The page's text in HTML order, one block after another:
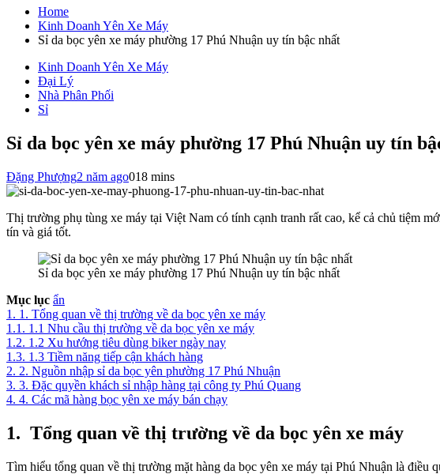
cho:
Home
Kinh Doanh Yên Xe Máy
Sỉ da bọc yên xe máy phường 17 Phú Nhuận uy tín bậc nhất
Kinh Doanh Yên Xe Máy
Đại Lý
Nhà Phân Phối
Sỉ
Sỉ da bọc yên xe máy phường 17 Phú Nhuận uy tín
Đặng Phượng2 năm ago018 mins
Thị trường phụ tùng xe máy tại Việt Nam có tính cạnh tranh rất cao, kể cả chủ tiệm
tín và giá tốt.
Sỉ da bọc yên xe máy phường 17 Phú Nhuận uy tín bậc nhất
Mục lục ẩn
1. 1. Tổng quan về thị trường về da bọc yên xe máy
1.1. 1.1 Nhu cầu thị trường về da bọc yên xe máy
1.2. 1.2 Xu hướng tiêu dùng biker ngày nay
1.3. 1.3 Tiềm năng tiếp cận khách hàng
2. 2. Nguồn nhập sỉ da bọc yên phường 17 Phú Nhuận
3. 3. Đặc quyền khách sỉ nhập hàng tại công ty Phú Quang
4. 4. Các mã hàng bọc yên xe máy bán chạy
1. Tổng quan về thị trường về da bọc yên xe máy
Tìm hiểu tổng quan về thị trường mặt hàng da bọc yên xe máy tại Phú Nhuận là